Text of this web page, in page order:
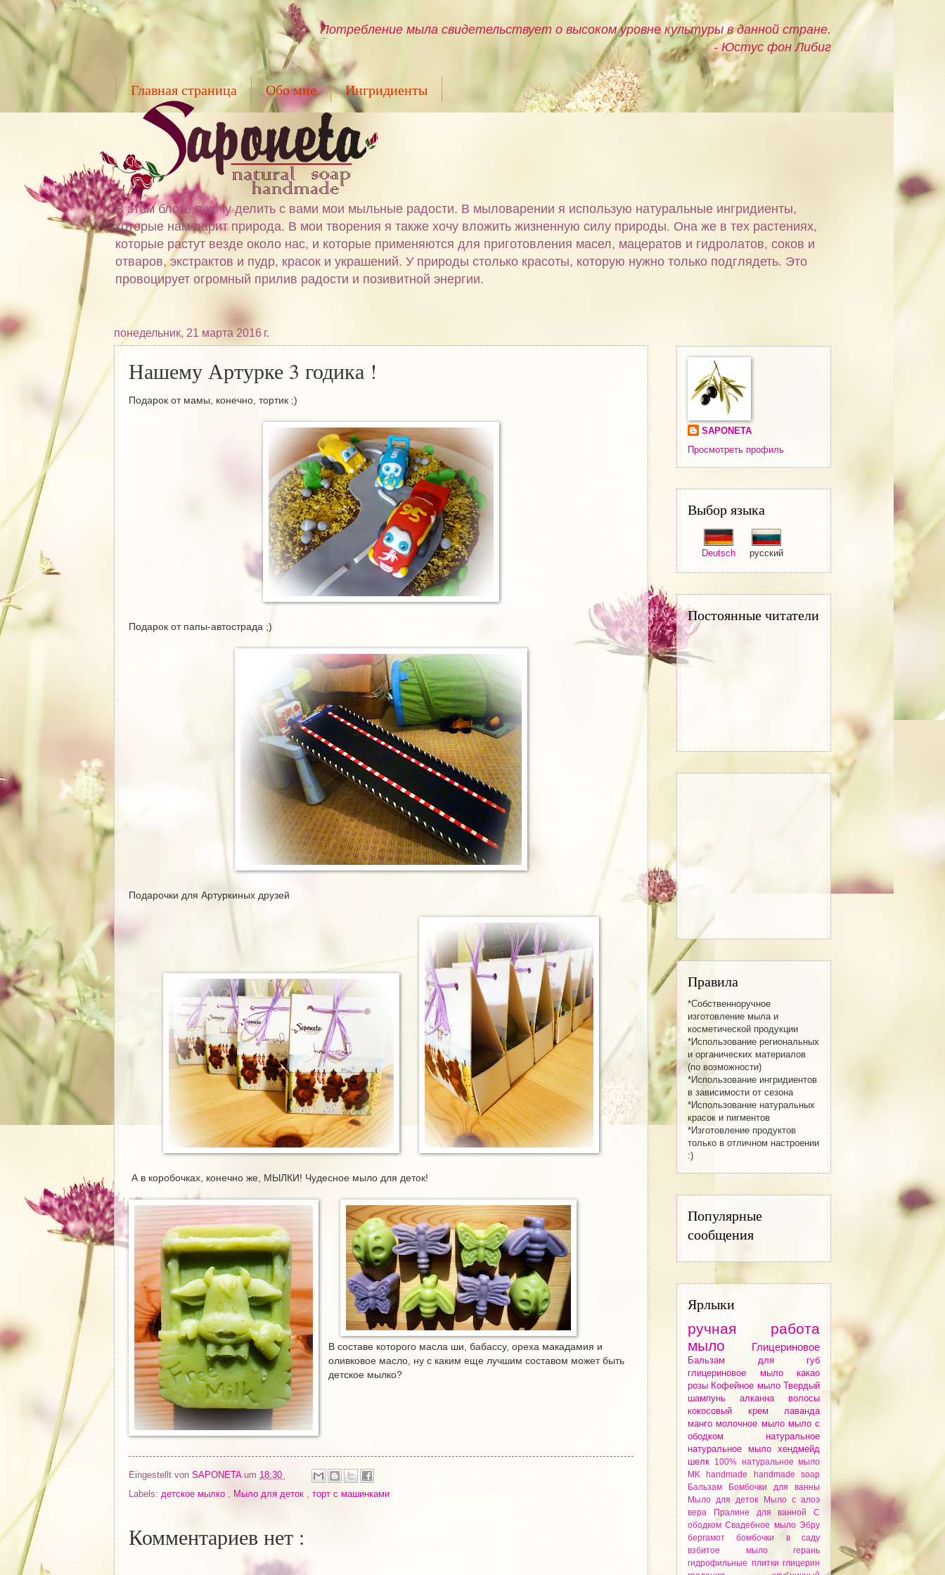
Потребление мыла свидетельствует о высоком уровне культуры в данной стране.
- Юстус фон Либиг
Главная страница Обо мне Ингридиенты
В этом блоге я хочу делить с вами мои мыльные радости. В мыловарении я использую натуральные ингридиенты,
которые нам дарит природа. В мои творения я также хочу вложить жизненную силу природы. Она же в тех растениях,
которые растут везде около нас, и которые применяются для приготовления масел, мацератов и гидролатов, соков и
отваров, экстрактов и пудр, красок и украшений. У природы столько красоты, которую нужно только подглядеть. Это
провоцирует огромный прилив радости и позивитной энергии.
понедельник, 21 марта 2016 г.
Нашему Артурке 3 годика !
Подарок от мамы, конечно, тортик ;)
Подарок от папы-автострада ;)
Подарочки для Артуркиных друзей
А в коробочках, конечно же, МЫЛКИ! Чудесное мыло для деток!
В составе которого масла ши, бабассу, ореха макадамия и
оливковое масло, ну с каким еще лучшим составом может быть
детское мылко?
Eingestellt von SAPONETA um 18:30
Labels: детское мылко Мыло для деток торт с машинками
Комментариев нет :
SAPONETA
Просмотреть профиль
Выбор языка
Deutsch русский
Постоянные читатели
Правила
*Собственноручное
изготовление мылa и
косметической продукции
*Использование региональных
и органических материалов
(по возможности)
*Использование ингридиентов
в зависимости от сезона
*Использование натуральных
красок и пигментов
*Изготовление продуктов
только в отличном настроении
:)
Популярные
сообщения
Ярлыки
ручная работа
мыло
Глицериновое
Бальзам для губ
глицериновое мыло какао
розы Кофейное мылоТвердый
шампунь алканнa волосы
кокосовый крем лаванда
мангомолочное мыло мыло с
ободком натуральное
натуральное мыло хендмейд
шелк
100% натуральное мыло
MK
handmade
handmade soap
Бальзам
Бомбочки для ванны
Мыло для деток
Мыло с алоэ
вера
Пралине для ванной С
ободкомСвадебное мылоЭбру
бергамотбомбочки в саду
взбитое мыло герань
гидрофильные плитки глицерин